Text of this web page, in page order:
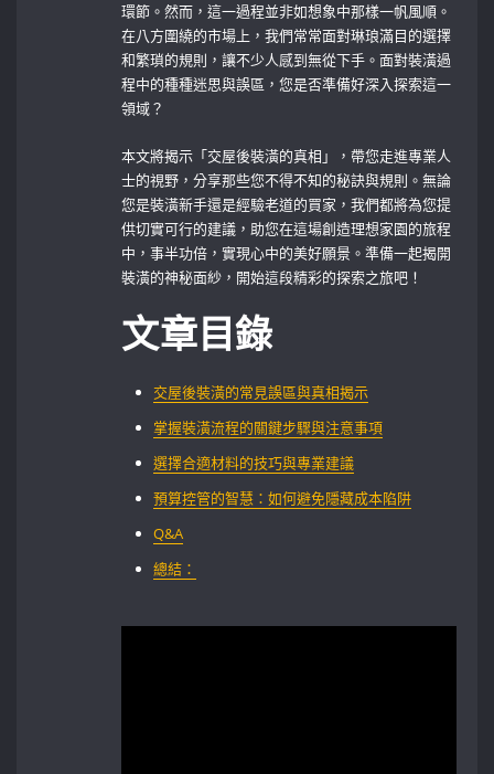
環節。然而，這一過程並非如想象中那樣一帆風順。
在八方圍繞的市場上，我們常常面對琳琅滿目的選擇
和繁瑣的規則，讓不少人感到無從下手。面對裝潢過
程中的種種迷思與誤區，您是否準備好深入探索這一
領域？
本文將揭示「交屋後裝潢的真相」，帶您走進專業人
士的視野，分享那些您不得不知的秘訣與規則。無論
您是裝潢新手還是經驗老道的買家，我們都將為您提
供切實可行的建議，助您在這場創造理想家園的旅程
中，事半功倍，實現心中的美好願景。準備一起揭開
裝潢的神秘面紗，開始這段精彩的探索之旅吧！
文章目錄
交屋後裝潢的常見誤區與真相揭示
掌握裝潢流程的關鍵步驟與注意事項
選擇合適材料的技巧與專業建議
預算控管的智慧：如何避免隱藏成本陷阱
Q&A
總結：